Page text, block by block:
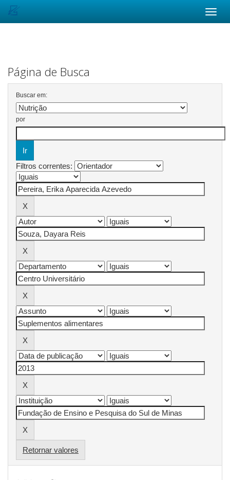
Página de Busca
Buscar em:
por
Filtros correntes:
Retornar valores